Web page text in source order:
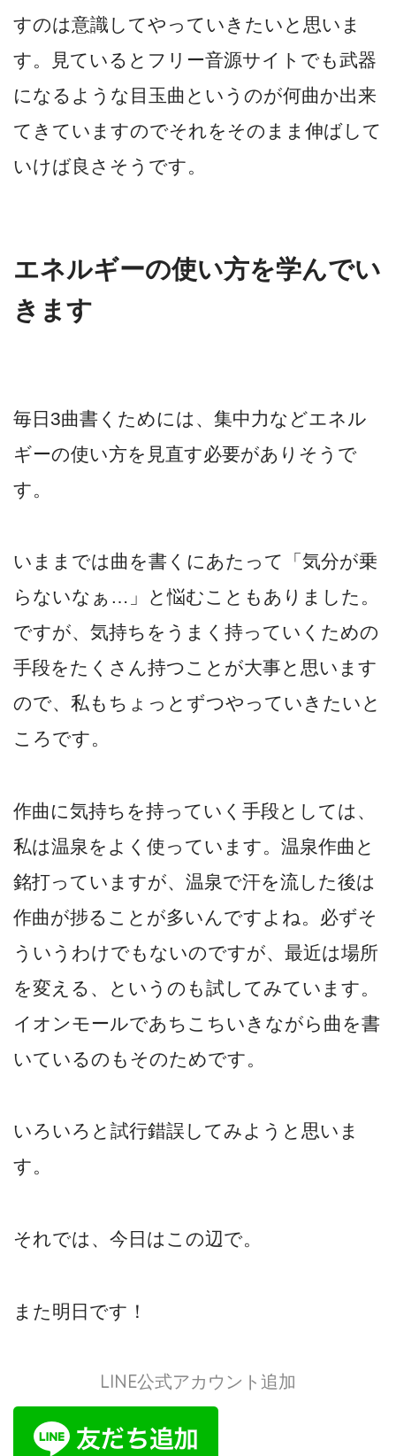
すのは意識してやっていきたいと思いま
す。見ているとフリー音源サイトでも武器
になるような目玉曲というのが何曲か出来
てきていますのでそれをそのまま伸ばして
いけば良さそうです。
エネルギーの使い方を学んでい
きます
毎日3曲書くためには、集中力などエネル
ギーの使い方を見直す必要がありそうで
す。
いままでは曲を書くにあたって「気分が乗
らないなぁ…」と悩むこともありました。
ですが、気持ちをうまく持っていくための
手段をたくさん持つことが大事と思います
ので、私もちょっとずつやっていきたいと
ころです。
作曲に気持ちを持っていく手段としては、
私は温泉をよく使っています。温泉作曲と
銘打っていますが、温泉で汗を流した後は
作曲が捗ることが多いんですよね。必ずそ
ういうわけでもないのですが、最近は場所
を変える、というのも試してみています。
イオンモールであちこちいきながら曲を書
いているのもそのためです。
いろいろと試行錯誤してみようと思いま
す。
それでは、今日はこの辺で。
また明日です！
LINE公式アカウント追加